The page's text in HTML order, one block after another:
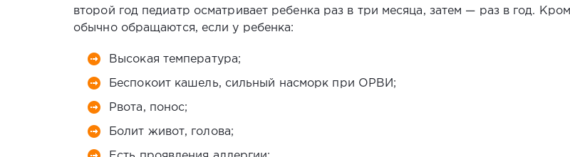
второй год педиатр осматривает ребенка раз в три месяца, затем — раз в год.
обычно обращаются, если у ребенка:
Высокая температура;
Беспокоит кашель, сильный насморк при ОРВИ;
Рвота, понос;
Болит живот, голова;